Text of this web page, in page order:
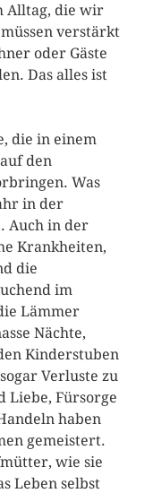
Alltag, die wir
verstärkt
oder Gäste
Das alles ist
die in einem
den
Was
in der
Auch in der
Krankheiten,
die
im
Lämmer
Nächte,
Kinderstuben
Verluste zu
Liebe, Fürsorge
haben
gemeistert.
wie sie
Leben selbst